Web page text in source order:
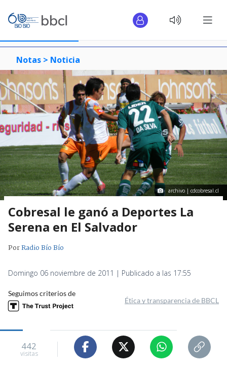
Notas > Noticia
archivo | cdcobresal.cl
Cobresal le ganó a Deportes La
Serena en El Salvador
PorRadio Bío Bío
Domingo 06 noviembre de 2011 | Publicado a las 17:55
Seguimos criterios de
Ética y transparencia de BBCL
442
visitas